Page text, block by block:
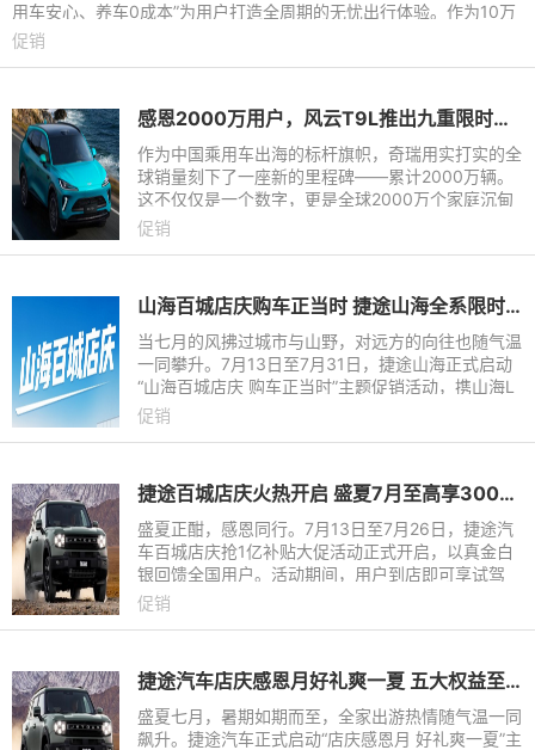
用车安心、养车0成本”为用户打造全周期的无忧出行体验。作为10万
级家用混动SUV标杆，风
促销
感恩2000万用户，风云T9L推出九重限时豪礼
作为中国乘用车出海的标杆旗帜，奇瑞用实打实的全
球销量刻下了一座新的里程碑——累计2000万辆。
这不仅仅是一个数字，更是全球2000万个家庭沉甸
甸的信任与选择。站在这个荣耀节点，2026年8月，
促销
山海百城店庆购车正当时 捷途山海全系限时瓜分1亿补贴
当七月的风拂过城市与山野，对远方的向往也随气温
一同攀升。7月13日至7月31日，捷途山海正式启动
“山海百城店庆 购车正当时”主题促销活动，携山海L
7 PLUS、山海L7超越版、旅行者C-DM及山海T1全
促销
捷途百城店庆火热开启 ​盛夏7月至高享30000元置换补贴
盛夏正酣，感恩同行。7月13日至7月26日，捷途汽
车百城店庆抢1亿补贴大促活动正式开启，以真金白
银回馈全国用户。活动期间，用户到店即可享试驾
礼、置换礼、金融礼、质保礼四大核心权益，叠加各
促销
捷途汽车店庆感恩月好礼爽一夏​ 五大权益至高补贴30000元
盛夏七月，暑期如期而至，全家出游热情随气温一同
飙升。捷途汽车正式启动“店庆感恩月 好礼爽一夏”主